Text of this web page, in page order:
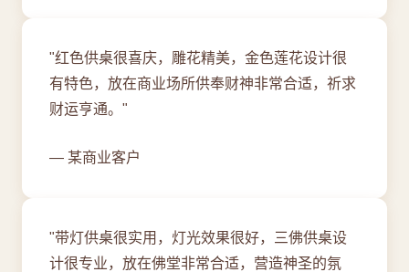
"红色供桌很喜庆，雕花精美，金色莲花设计很
有特色，放在商业场所供奉财神非常合适，祈求
财运亨通。"
— 某商业客户
"带灯供桌很实用，灯光效果很好，三佛供桌设
计很专业，放在佛堂非常合适，营造神圣的氛